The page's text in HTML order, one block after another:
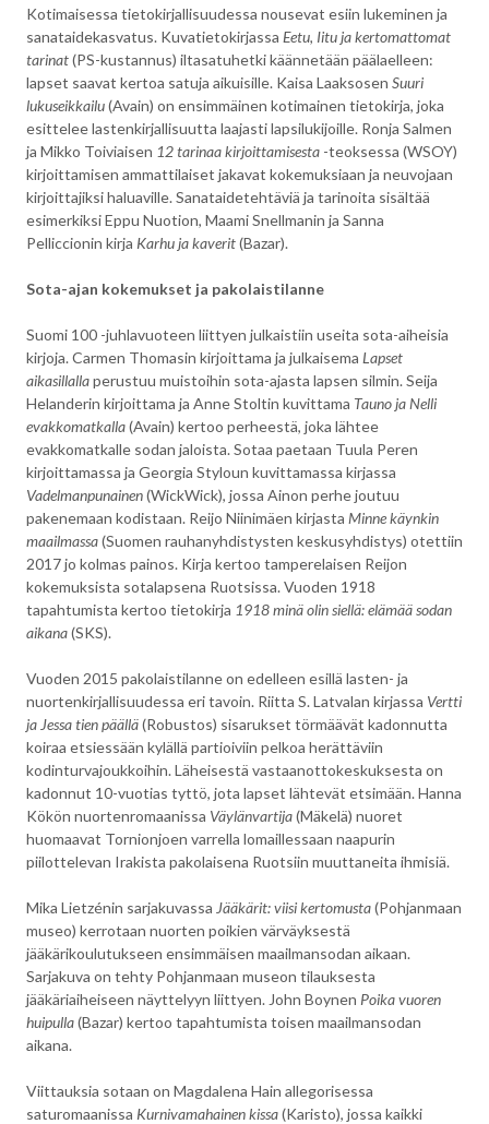
Kotimaisessa tietokirjallisuudessa nousevat esiin lukeminen ja
sanataidekasvatus. Kuvatietokirjassa Eetu, Iitu ja kertomattomat
tarinat(PS-kustannus) iltasatuhetki käännetään päälaelleen:
lapset saavat kertoa satuja aikuisille. Kaisa Laaksosen Suuri
lukuseikkailu(Avain) on ensimmäinen kotimainen tietokirja, joka
esittelee lastenkirjallisuutta laajasti lapsilukijoille. Ronja Salmen
ja Mikko Toiviaisen 12 tarinaa kirjoittamisesta -teoksessa (WSOY)
kirjoittamisen ammattilaiset jakavat kokemuksiaan ja neuvojaan
kirjoittajiksi haluaville. Sanataidetehtäviä ja tarinoita sisältää
esimerkiksi Eppu Nuotion, Maami Snellmanin ja Sanna
Pelliccionin kirja Karhu ja kaverit(Bazar).
Sota-ajan kokemukset ja pakolaistilanne
Suomi 100 -juhlavuoteen liittyen julkaistiin useita sota-aiheisia
kirjoja. Carmen Thomasin kirjoittama ja julkaisema Lapset
aikasillallaperustuu muistoihin sota-ajasta lapsen silmin. Seija
Helanderin kirjoittama ja Anne Stoltin kuvittama Tauno ja Nelli
evakkomatkalla(Avain) kertoo perheestä, joka lähtee
evakkomatkalle sodan jaloista. Sotaa paetaan Tuula Peren
kirjoittamassa ja Georgia Styloun kuvittamassa kirjassa
Vadelmanpunainen(WickWick), jossa Ainon perhe joutuu
pakenemaan kodistaan. Reijo Niinimäen kirjasta Minne käynkin
maailmassa(Suomen rauhanyhdistysten keskusyhdistys) otettiin
2017 jo kolmas painos. Kirja kertoo tamperelaisen Reijon
kokemuksista sotalapsena Ruotsissa. Vuoden 1918
tapahtumista kertoo tietokirja 1918 minä olin siellä: elämää sodan
aikana(SKS).
Vuoden 2015 pakolaistilanne on edelleen esillä lasten- ja
nuortenkirjallisuudessa eri tavoin. Riitta S. Latvalan kirjassa Vertti
ja Jessa tien päällä(Robustos) sisarukset törmäävät kadonnutta
koiraa etsiessään kylällä partioiviin pelkoa herättäviin
kodinturvajoukkoihin. Läheisestä vastaanottokeskuksesta on
kadonnut 10-vuotias tyttö, jota lapset lähtevät etsimään. Hanna
Kökön nuortenromaanissa Väylänvartija(Mäkelä) nuoret
huomaavat Tornionjoen varrella lomaillessaan naapurin
piilottelevan Irakista pakolaisena Ruotsiin muuttaneita ihmisiä.
Mika Lietzénin sarjakuvassa Jääkärit: viisi kertomusta(Pohjanmaan
museo) kerrotaan nuorten poikien värväyksestä
jääkärikoulutukseen ensimmäisen maailmansodan aikaan.
Sarjakuva on tehty Pohjanmaan museon tilauksesta
jääkäriaiheiseen näyttelyyn liittyen. John Boynen Poika vuoren
huipulla(Bazar) kertoo tapahtumista toisen maailmansodan
aikana.
Viittauksia sotaan on Magdalena Hain allegorisessa
saturomaanissa Kurnivamahainen kissa(Karisto), jossa kaikki